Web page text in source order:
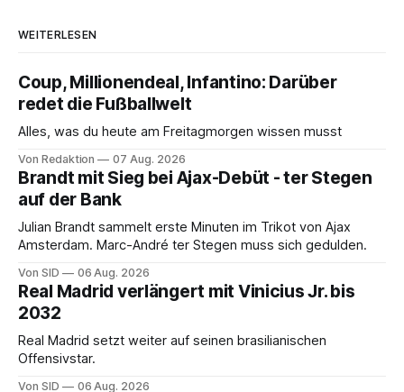
WEITERLESEN
Coup, Millionendeal, Infantino: Darüber
redet die Fußballwelt
Alles, was du heute am Freitagmorgen wissen musst
Von Redaktion 07 Aug. 2026
Brandt mit Sieg bei Ajax-Debüt - ter Stegen
auf der Bank
Julian Brandt sammelt erste Minuten im Trikot von Ajax
Amsterdam. Marc-André ter Stegen muss sich gedulden.
Von SID 06 Aug. 2026
Real Madrid verlängert mit Vinicius Jr. bis
2032
Real Madrid setzt weiter auf seinen brasilianischen
Offensivstar.
Von SID 06 Aug. 2026